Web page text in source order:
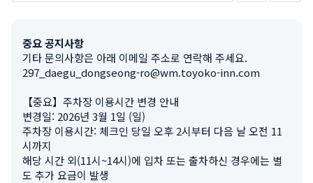
중요 공지사항
기타 문의사항은 아래 이메일 주소로 연락해 주세요.
297_daegu_dongseong-ro@wm.toyoko-inn.com
【중요】주차장 이용시간 변경 안내
변경일: 2026년 3월 1일 (일)
주차장 이용시간: 체크인 당일 오후 2시부터 다음 날 오전 11
시까지
해당 시간 외(11시~14시)에 입차 또는 출차하신 경우에는 별
도 추가 요금이 발생